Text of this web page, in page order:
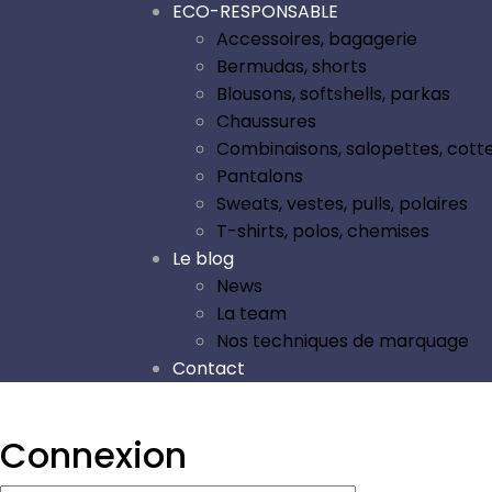
ECO-RESPONSABLE
Accessoires, bagagerie
Bermudas, shorts
Blousons, softshells, parkas
Chaussures
Combinaisons, salopettes,
Pantalons
Sweats, vestes, pulls, polaires
T-shirts, polos, chemises
Le blog
News
La team
Nos techniques de marquage
Contact
Connexion